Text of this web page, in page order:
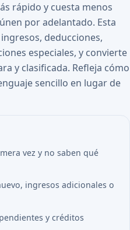
rápido y cuesta menos
por adelantado. Esta
deducciones,
especiales, y convierte
y clasificada. Refleja cómo
sencillo en lugar de
vez y no saben qué
ingresos adicionales o
y créditos